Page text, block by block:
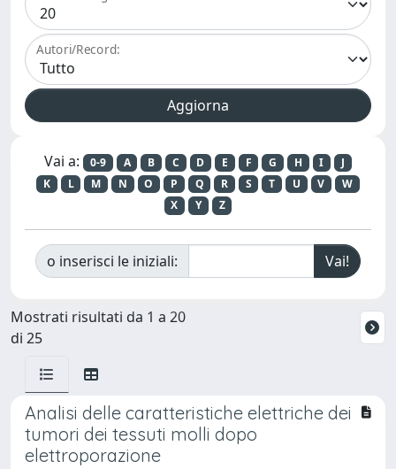
Autori/Record:
Vai a: 0-9 A B C D E F G H I
J
K
L M N O P Q R S T U V
W
X
Y Z
o inserisci le iniziali:
Mostrati risultati da 1 a 20
di 25
Analisi delle caratteristiche elettriche dei
tumori dei tessuti molli dopo
elettroporazione